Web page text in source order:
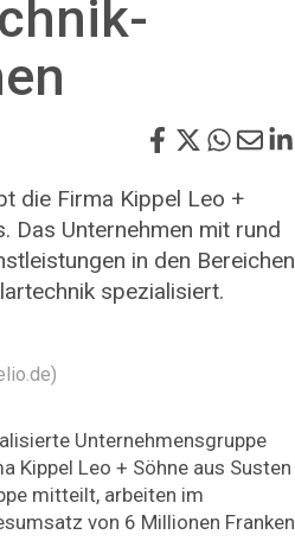
die Firma Kippel Leo +
Das Unternehmen mit rund
in den Bereichen
spezialisiert.
Unternehmensgruppe
Kippel Leo + Söhne aus Susten
mitteilt, arbeiten im
von 6 Millionen Franken